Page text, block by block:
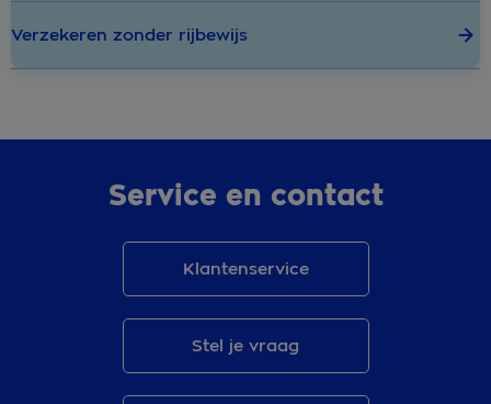
Verzekeren zonder rijbewijs
Service en contact
Klantenservice
Stel je vraag